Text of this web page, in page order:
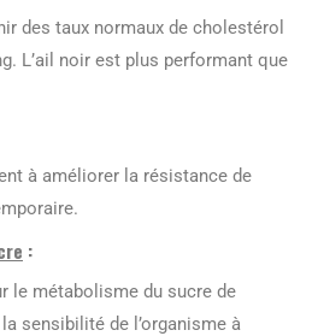
des taux normaux de cholestérol
L’ail noir est plus performant que
à améliorer la résistance de
:
le métabolisme du sucre de
sensibilité de l’organisme à